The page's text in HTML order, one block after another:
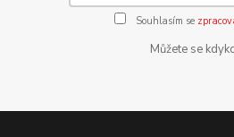
Souhlasím se
Můžete se